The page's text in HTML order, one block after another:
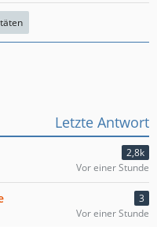
Letzte Antwort
2,8k
Vor einer Stunde
3
Vor einer Stunde